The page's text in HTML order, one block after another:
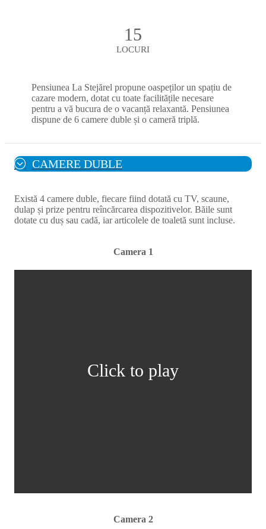
15
LOCURI
Pensiunea La Stejărel propune oaspeților un spațiu de
cazare modern, dotat cu toate facilitățile necesare
pentru a vă bucura de o vacanță relaxantă. Pensiunea
dispune de 6 camere duble și o cameră triplă.
CAMERE DUBLE
Există 4 camere duble, fiecare fiind dotată cu TV, scaune,
dulap și prize pentru reîncărcarea dispozitivelor. Băile sunt
dotate cu duș sau cadă, iar articolele de toaletă sunt incluse.
Camera 1
Click to play
Camera 2